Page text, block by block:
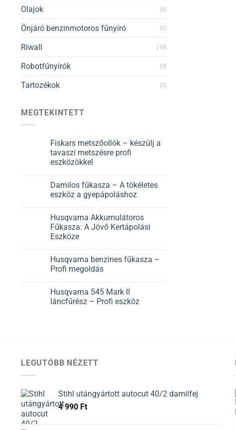
Olajok (6)
Önjáró benzinmotoros fűnyíró (2)
Riwall (18)
Robotfűnyírók (3)
Tartozékok (2)
MEGTEKINTETT
Fiskars metszőollók – készülj a
tavaszi metszésre profi
eszközökkel
Damilos fűkasza – A tökéletes
eszköz a gyepápoláshoz
Husqvarna Akkumulátoros
Fűkasza: A Jövő Kertápolási
Eszköze
Husqvarna benzines fűkasza –
Profi megoldás
Husqvarna 545 Mark II
láncfűrész – Profi eszköz
LEGUTÓBB NÉZETT
Stihl utángyártott autocut 40/2 damilfej
4 990 Ft